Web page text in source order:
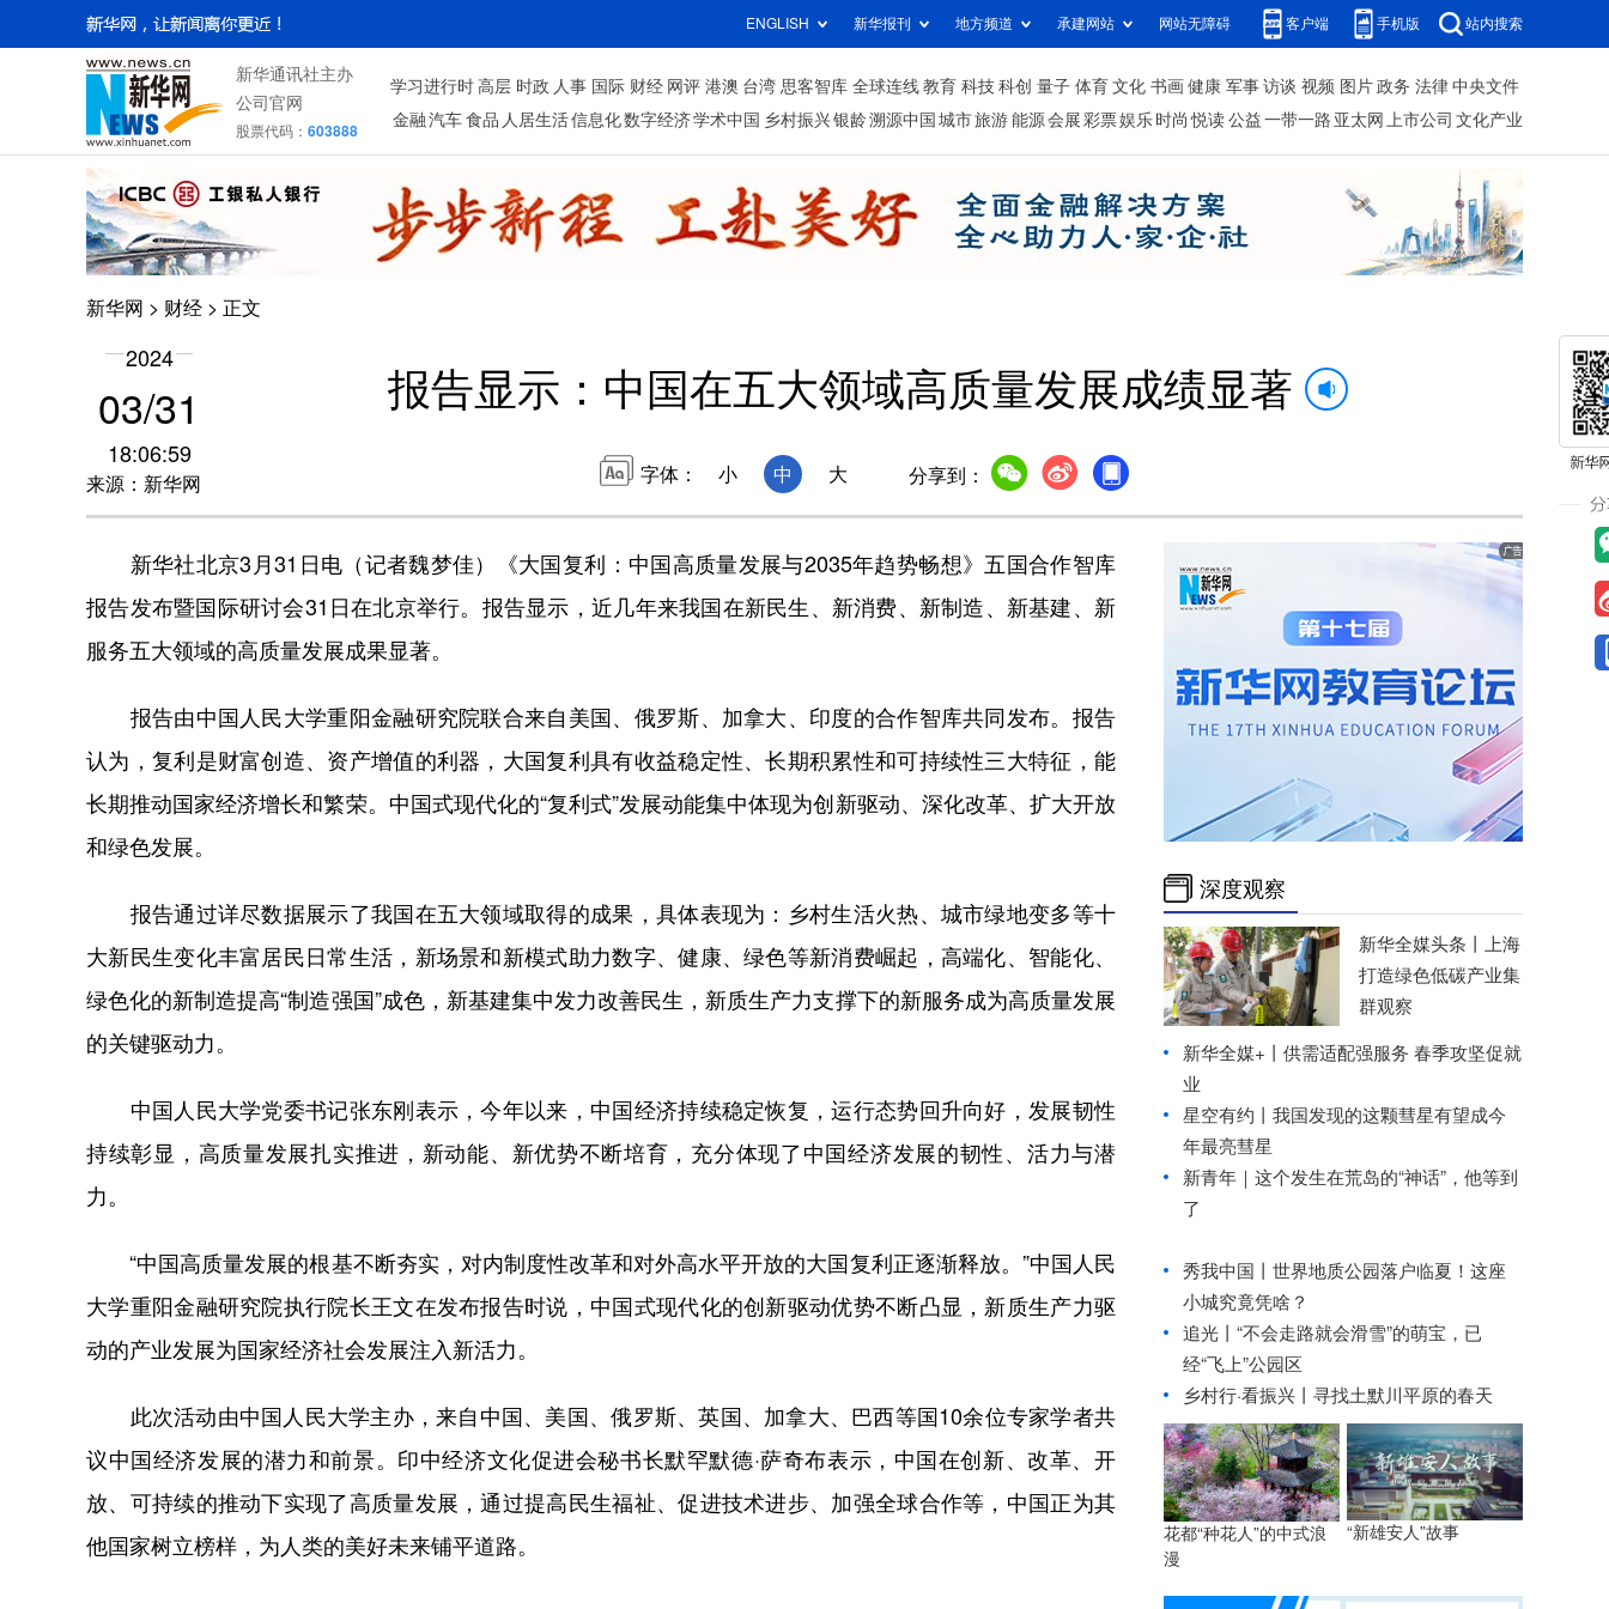
ENGLISH 新华报刊 地方频道 承建网站 网站无障碍 客户端 手机版 站内搜索
新华通讯社主办
公司官网
股票代码： 603888
学习进行时 高层 时政 人事 国际 财经 网评 港澳 台湾 思客智库 全球连线 教育 科技 科创 量子 体育 文化 书画 健康 军事 访谈 视频 图片 政务 法律 中央文件
金融 汽车 食品 人居生活信息化数字经济学术中国 乡村振兴银龄溯源中国 城市旅游 能源 会展 彩票娱乐 时尚 悦读 公益 一带一路 亚太网 上市公司 文化产业
新华网 > 财经 > 正文
2024
03/31
18:06:59
来源：新华网
报告显示：中国在五大领域高质量发展成绩显著
字体： 小 中 大 分享到：
新华社北京3月31日电（记者魏梦佳）《大国复利：中国高质量发展与2035年趋势畅想》五国合作智库
报告发布暨国际研讨会31日在北京举行。报告显示，近几年来我国在新民生、新消费、新制造、新基建、新
服务五大领域的高质量发展成果显著。
报告由中国人民大学重阳金融研究院联合来自美国、俄罗斯、加拿大、印度的合作智库共同发布。报告
认为，复利是财富创造、资产增值的利器，大国复利具有收益稳定性、长期积累性和可持续性三大特征，能
长期推动国家经济增长和繁荣。中国式现代化的“复利式”发展动能集中体现为创新驱动、深化改革、扩大开放
和绿色发展。
报告通过详尽数据展示了我国在五大领域取得的成果，具体表现为：乡村生活火热、城市绿地变多等十
大新民生变化丰富居民日常生活，新场景和新模式助力数字、健康、绿色等新消费崛起，高端化、智能化、
绿色化的新制造提高“制造强国”成色，新基建集中发力改善民生，新质生产力支撑下的新服务成为高质量发展
的关键驱动力。
中国人民大学党委书记张东刚表示，今年以来，中国经济持续稳定恢复，运行态势回升向好，发展韧性
持续彰显，高质量发展扎实推进，新动能、新优势不断培育，充分体现了中国经济发展的韧性、活力与潜
力。
“中国高质量发展的根基不断夯实，对内制度性改革和对外高水平开放的大国复利正逐渐释放。”中国人民
大学重阳金融研究院执行院长王文在发布报告时说，中国式现代化的创新驱动优势不断凸显，新质生产力驱
动的产业发展为国家经济社会发展注入新活力。
此次活动由中国人民大学主办，来自中国、美国、俄罗斯、英国、加拿大、巴西等国10余位专家学者共
议中国经济发展的潜力和前景。印中经济文化促进会秘书长默罕默德·萨奇布表示，中国在创新、改革、开
放、可持续的推动下实现了高质量发展，通过提高民生福祉、促进技术进步、加强全球合作等，中国正为其
他国家树立榜样，为人类的美好未来铺平道路。
深度观察
新华全媒头条丨
上海
打造绿色低碳产业集
群观察
新华全媒+丨 供需适配强服务 春季攻坚促就
业
星空有约丨 我国发现的这颗彗星有望成今
年最亮彗星
新青年｜这个发生在荒岛的“神话”，他等到
了
秀我中国丨 世界地质公园落户临夏！这座
小城究竟凭啥？
追光丨 “不会走路就会滑雪”的萌宝，已
经“飞上”公园区
乡村行·看振兴丨 寻找土默川平原的春天
花都“种花人”的中式浪
漫
“新雄安人”故事